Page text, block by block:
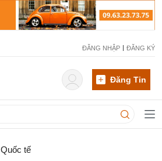
ĐĂNG NHẬP ĐĂNG KÝ
Đăng Tin
Quốc tế